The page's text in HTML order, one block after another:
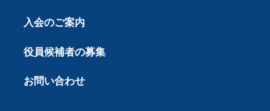
入会のご案内
役員候補者の募集
お問い合わせ